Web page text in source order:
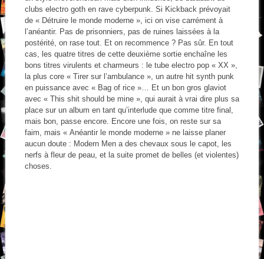
clubs electro goth en rave cyberpunk. Si Kickback prévoyait
de « Détruire le monde moderne », ici on vise carrément à
l’anéantir. Pas de prisonniers, pas de ruines laissées à la
postérité, on rase tout. Et on recommence ? Pas sûr. En tout
cas, les quatre titres de cette deuxième sortie enchaîne les
bons titres virulents et charmeurs : le tube electro pop « XX »,
la plus core « Tirer sur l’ambulance », un autre hit synth punk
en puissance avec « Bag of rice »… Et un bon gros glaviot
avec « This shit should be mine », qui aurait à vrai dire plus sa
place sur un album en tant qu’interlude que comme titre final,
mais bon, passe encore. Encore une fois, on reste sur sa
faim, mais « Anéantir le monde moderne » ne laisse planer
aucun doute : Modern Men a des chevaux sous le capot, les
nerfs à fleur de peau, et la suite promet de belles (et violentes)
choses.